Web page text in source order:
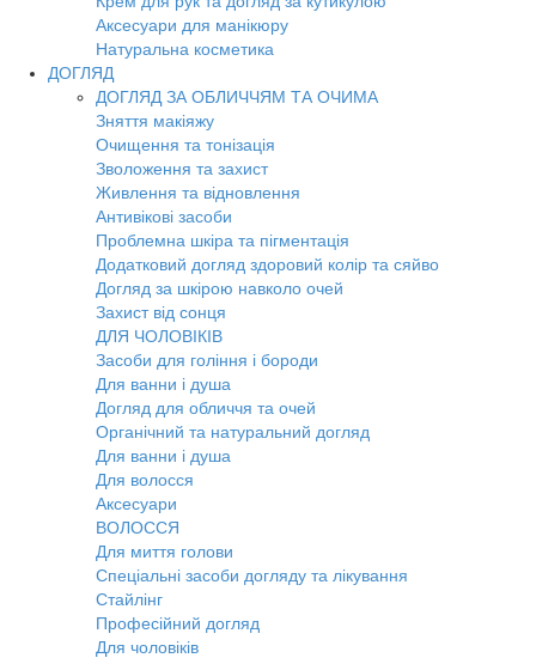
Аксесуари для манікюру
Натуральна косметика
ДОГЛЯД
ДОГЛЯД ЗА ОБЛИЧЧЯМ ТА ОЧИМА
Зняття макіяжу
Очищення та тонізація
Зволоження та захист
Живлення та відновлення
Антивікові засоби
Проблемна шкіра та пігментація
Додатковий догляд здоровий колір та сяйво
Догляд за шкірою навколо очей
Захист від сонця
ДЛЯ ЧОЛОВІКІВ
Засоби для гоління і бороди
Для ванни і душа
Догляд для обличчя та очей
Органічний та натуральний догляд
Для ванни і душа
Для волосся
Аксесуари
ВОЛОССЯ
Для миття голови
Спеціальні засоби догляду та лікування
Стайлінг
Професійний догляд
Для чоловіків